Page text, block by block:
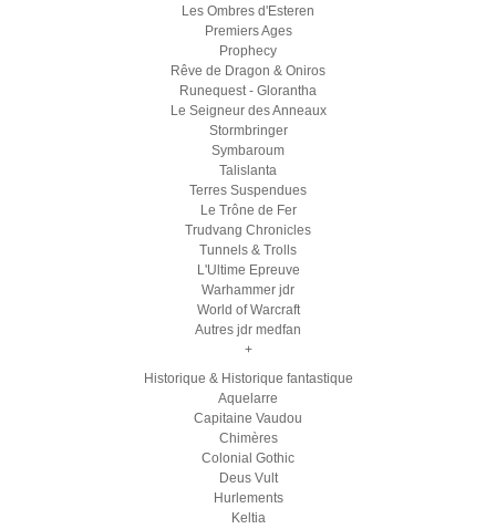
Les Ombres d'Esteren
Premiers Ages
Prophecy
Rêve de Dragon & Oniros
Runequest - Glorantha
Le Seigneur des Anneaux
Stormbringer
Symbaroum
Talislanta
Terres Suspendues
Le Trône de Fer
Trudvang Chronicles
Tunnels & Trolls
L'Ultime Epreuve
Warhammer jdr
World of Warcraft
Autres jdr medfan
+
Historique & Historique fantastique
Aquelarre
Capitaine Vaudou
Chimères
Colonial Gothic
Deus Vult
Hurlements
Keltia